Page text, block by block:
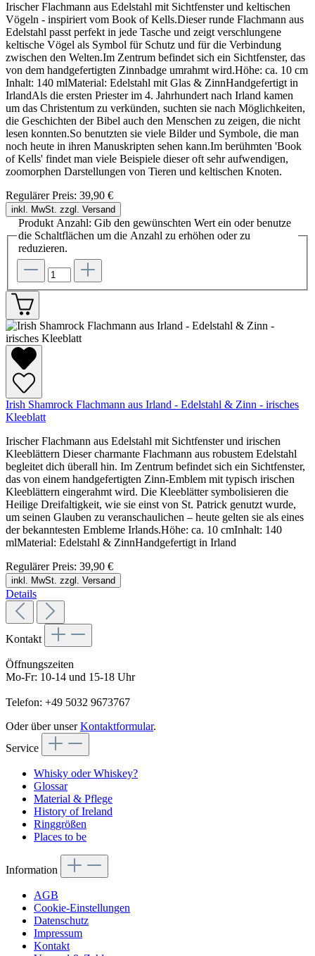
Irischer Flachmann aus Edelstahl mit Sichtfenster und keltischen
Vögeln - inspiriert vom Book of Kells.Dieser runde Flachmann aus
Edelstahl passt perfekt in jede Tasche und zeigt verschlungene
keltische Vögel als Symbol für Schutz und für die Verbindung
zwischen den Welten.Im Zentrum befindet sich ein Sichtfenster, das
von dem handgefertigten Zinnbadge umrahmt wird.Höhe: ca. 10 cm
Inhalt: 140 mlMaterial: Edelstahl mit Glas & ZinnHandgefertigt in
IrlandAls die ersten Priester im 4. Jahrhundert nach Irland kamen
um das Christentum zu verkünden, suchten sie nach Möglichkeiten,
die Geschichten der Bibel auch den Menschen zu zeigen, die nicht
lesen konnten.So benutzten sie viele Bilder und Symbole, die man
noch heute in ihren Manuskripten sehen kann.Im berühmten 'Book
of Kells' findet man viele Beispiele dieser oft sehr aufwendigen,
zoomorphen Darstellungen von Tieren und keltischen Knoten.
Regulärer Preis: 39,90 €
inkl. MwSt. zzgl. Versand
Produkt Anzahl: Gib den gewünschten Wert ein oder benutze
die Schaltflächen um die Anzahl zu erhöhen oder zu
reduzieren.
Irish Shamrock Flachmann aus Irland - Edelstahl & Zinn - irisches
Kleeblatt
Irischer Flachmann aus Edelstahl mit Sichtfenster und irischen
Kleeblättern Dieser charmante Flachmann aus robustem Edelstahl
begleitet dich überall hin. Im Zentrum befindet sich ein Sichtfenster,
das von einem handgefertigten Zinn-Emblem mit typisch irischen
Kleeblättern eingerahmt wird. Die Kleeblätter symbolisieren die
Heilige Dreifaltigkeit, wie sie einst von St. Patrick genutzt wurde,
um seinen Glauben zu veranschaulichen – heute gelten sie als eines
der bekanntesten Embleme Irlands.Höhe: ca. 10 cmInhalt: 140
mlMaterial: Edelstahl & ZinnHandgefertigt in Irland
Regulärer Preis: 39,90 €
inkl. MwSt. zzgl. Versand
Details
Kontakt
Öffnungszeiten
Mo-Fr: 10-14 und 15-18 Uhr
Telefon: +49 5032 9673767
Oder über unserKontaktformular.
Service
Whisky oder Whiskey?
Glossar
Material & Pflege
History of Ireland
Ringgrößen
Places to be
Information
AGB
Cookie-Einstellungen
Datenschutz
Impressum
Kontakt